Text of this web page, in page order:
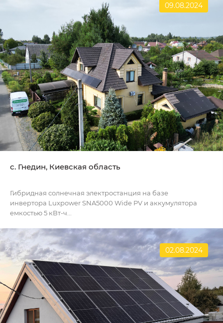
09.08.2024
с. Гнедин, Киевская область
Гибридная солнечная электростанция на базе
инвертора Luxpower SNA5000 Wide PV и аккумулятора
емкостью 5 кВт-ч...
02.08.2024